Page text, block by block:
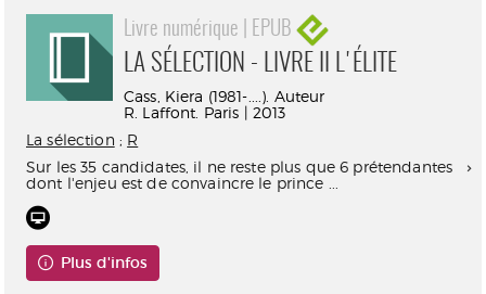
Livre numérique | EPUB
LA SÉLECTION - LIVRE II L'ÉLITE
Cass, Kiera (1981-....). Auteur
R. Laffont. Paris | 2013
La sélection ; R
Sur les 35 candidates, il ne reste plus que 6 prétendantes
dont l'enjeu est de convaincre le prince ...
Plus d'infos